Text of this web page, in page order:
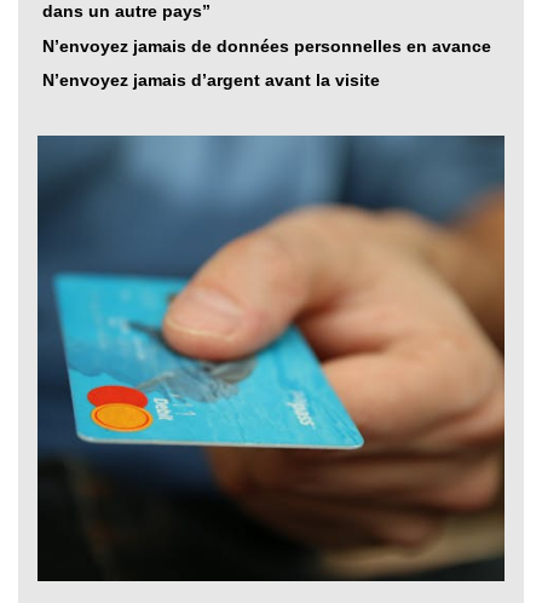
dans un autre pays”
N’envoyez jamais de données personnelles en avance
N’envoyez jamais d’argent avant la visite